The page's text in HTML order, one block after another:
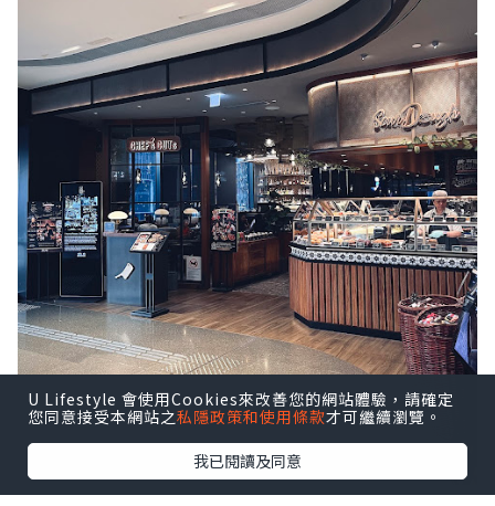
U Lifestyle 會使用Cookies來改善您的網站體驗，請確定
您同意接受本網站之私隱政策和使用條款才可繼續瀏覽。
我已閱讀及同意